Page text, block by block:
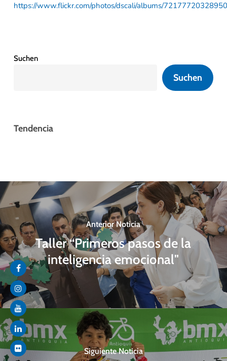
https://www.flickr.com/photos/dscali/albums/
Suchen
Suchen
Tendencia
Anterior Noticia
Taller “Primeros pasos de la
inteligencia emocional"
Siguiente Noticia